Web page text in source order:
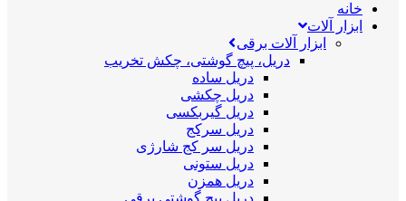
خانه
ابزار آلات
ابزار آلات برقی
دریل، پیچ گوشتی، چکش تخریب
دریل ساده
دریل چکشی
دریل گیربکسی
دریل سرکج
دریل سر کج شارژی
دریل ستونی
دریل همزن